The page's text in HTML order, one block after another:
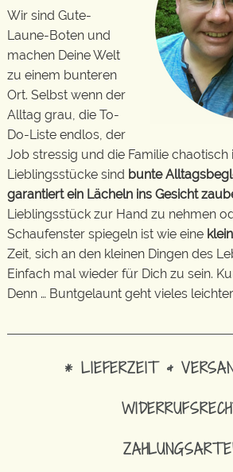
Wir sind Gute-
Laune-Boten und
machen Deine Welt
zu einem bunteren
Ort. Selbst wenn der
Alltag grau, die To-
Do-Liste endlos, der
Job stressig und die Familie chaotisch
Lieblingsstücke sind bunte
garantiert ein Lächeln ins Gesicht
Lieblingsstück zur Hand zu nehmen
Schaufenster spiegeln ist wie eine
Zeit, sich an den kleinen Dingen des
Einfach mal wieder für Dich zu sein.
Denn … Buntgelaunt geht vieles
* LIEFERZEIT &